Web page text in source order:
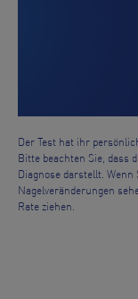
Der Test hat ihr
Bitte beachten Sie, dass
Diagnose darstellt.
Nagelveränderungen
Rate ziehen.